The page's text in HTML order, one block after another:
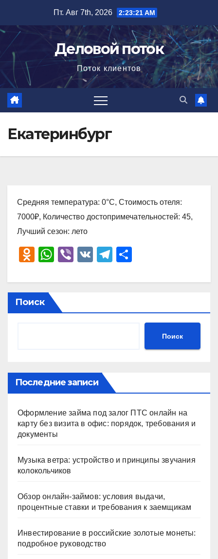
содержимому
Пт. Авг 7th, 2026 2:23:22 AM
Деловой поток
Поток клиентов
Екатеринбург
Средняя температура: 0°C, Стоимость отеля:
7000₽, Количество достопримечательностей: 45,
Лучший сезон: лето
O
n
o
kl
ki
W
at
s
A
Vi
er
V
T
e
a
р
в
ть
Поиск
Поиск
Последние записи
Оформление займа под залог ПТС онлайн на
карту без визита в офис: порядок, требования и
документы
Музыка ветра: устройство и принципы звучания
колокольчиков
Обзор онлайн-займов: условия выдачи,
процентные ставки и требования к заемщикам
Инвестирование в российские золотые монеты:
подробное руководство